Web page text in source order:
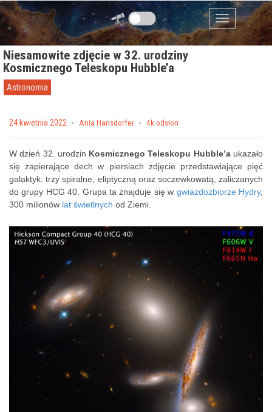
Przejdź do zawartości
Menu
Niesamowite zdjęcie w 32. urodziny
Kosmicznego Teleskopu Hubble’a
Astronomia
Posted on
24 kwietnia 2022 by Ania Hansdorfer 4k odsłon
W dzień 32. urodzin Kosmicznego Teleskopu Hubble’aukazało
się zapierające dech w piersiach zdjęcie przedstawiające pięć
galaktyk: trzy spiralne, eliptyczną oraz soczewkowatą, zaliczanych
do grupy HCG 40. Grupa ta znajduje się w gwiazdozbiorze Hydry,
300 milionów lat świetlnych od Ziemi.